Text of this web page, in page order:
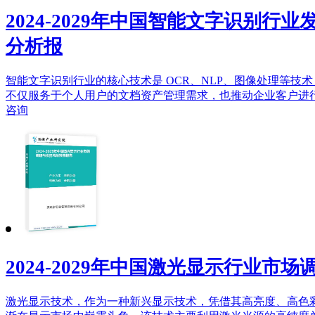
2024-2029年中国智能文字识别行业
分析报
智能文字识别行业的核心技术是 OCR、NLP、图像处理等技
不仅服务于个人用户的文档资产管理需求，也推动企业客户进
咨询
2024-2029年中国激光显示行业市场
激光显示技术，作为一种新兴显示技术，凭借其高亮度、高